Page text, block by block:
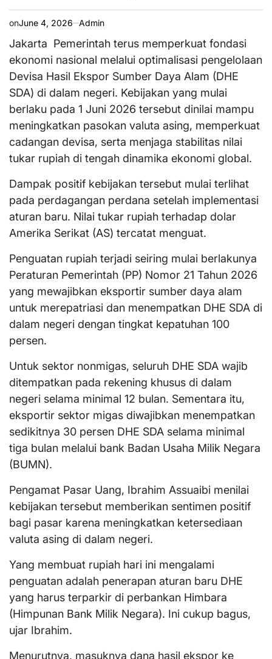
onJune 4, 2026 Admin
Jakarta  Pemerintah terus memperkuat fondasi
ekonomi nasional melalui optimalisasi pengelolaan
Devisa Hasil Ekspor Sumber Daya Alam (DHE
SDA) di dalam negeri. Kebijakan yang mulai
berlaku pada 1 Juni 2026 tersebut dinilai mampu
meningkatkan pasokan valuta asing, memperkuat
cadangan devisa, serta menjaga stabilitas nilai
tukar rupiah di tengah dinamika ekonomi global.
Dampak positif kebijakan tersebut mulai terlihat
pada perdagangan perdana setelah implementasi
aturan baru. Nilai tukar rupiah terhadap dolar
Amerika Serikat (AS) tercatat menguat.
Penguatan rupiah terjadi seiring mulai berlakunya
Peraturan Pemerintah (PP) Nomor 21 Tahun 2026
yang mewajibkan eksportir sumber daya alam
untuk merepatriasi dan menempatkan DHE SDA di
dalam negeri dengan tingkat kepatuhan 100
persen.
Untuk sektor nonmigas, seluruh DHE SDA wajib
ditempatkan pada rekening khusus di dalam
negeri selama minimal 12 bulan. Sementara itu,
eksportir sektor migas diwajibkan menempatkan
sedikitnya 30 persen DHE SDA selama minimal
tiga bulan melalui bank Badan Usaha Milik Negara
(BUMN).
Pengamat Pasar Uang, Ibrahim Assuaibi menilai
kebijakan tersebut memberikan sentimen positif
bagi pasar karena meningkatkan ketersediaan
valuta asing di dalam negeri.
Yang membuat rupiah hari ini mengalami
penguatan adalah penerapan aturan baru DHE
yang harus terparkir di perbankan Himbara
(Himpunan Bank Milik Negara). Ini cukup bagus,
ujar Ibrahim.
Menurutnya, masuknya dana hasil ekspor ke